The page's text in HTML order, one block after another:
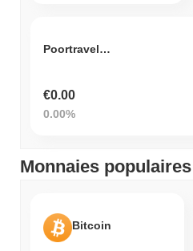
PoortravelMeta
€0.00
0.00%
Monnaies populaires
Bitcoin